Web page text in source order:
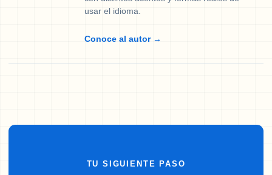
usar el idioma.
Conoce al autor →
TU SIGUIENTE PASO